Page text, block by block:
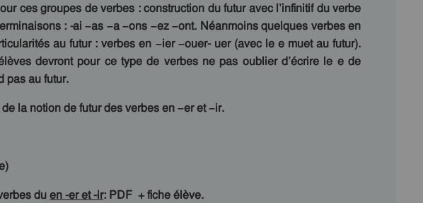
ces groupes de verbes : construction du futur avec l’infinitif du verbe
: -ai –as –a –ons –ez –ont. Néanmoins quelques verbes en
au futur : verbes en –ier –ouer- uer (avec le e muet au futur).
devront pour ce type de verbes ne pas oublier d’écrire le e de
pas au futur.
la notion de futur des verbes en –er et –ir.
duen -er et -ir: PDF + fiche élève.